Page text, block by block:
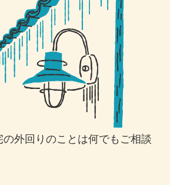
外回りのことは何でもご相談